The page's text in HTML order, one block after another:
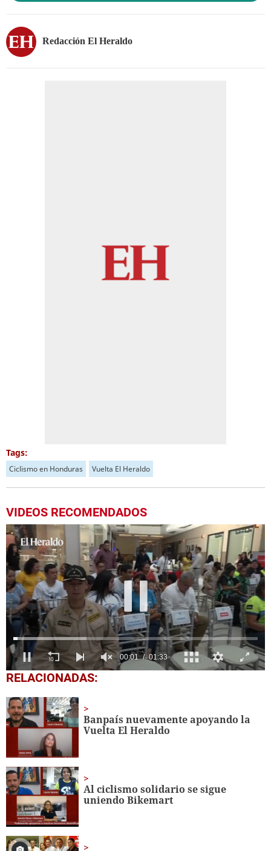
Redacción El Heraldo
Tags:
Ciclismo en Honduras Vuelta El Heraldo
VIDEOS RECOMENDADOS
0
seconds
1
minute,
33
seconds
RELACIONADAS:
Banpaís nuevamente apoyando la
Vuelta El Heraldo
Al ciclismo solidario se sigue
uniendo Bikemart